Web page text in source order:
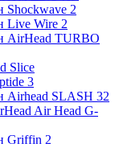
Shockwave 2
Live Wire 2
AirHead TURBO
Slice
3
Airhead SLASH 32
Air Head G-
Griffin 2